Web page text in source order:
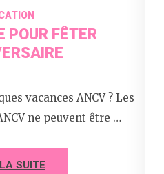
POUR FÊTER
vacances ANCV ? Les
ne peuvent être …
SUITE